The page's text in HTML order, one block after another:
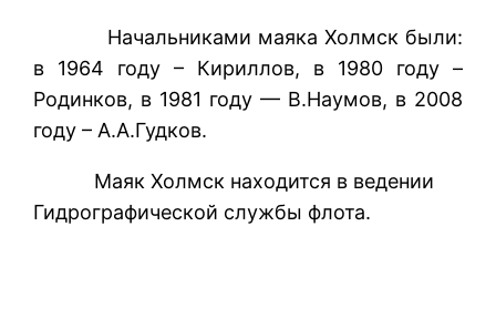
Начальниками маяка Холмск были:
в 1964 году – Кириллов, в 1980 году –
Родинков, в 1981 году — В.Наумов, в 2008
году – А.А.Гудков.
Маяк Холмск находится в ведении
Гидрографической службы флота.